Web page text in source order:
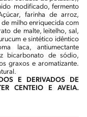
modificado, fermento
farinha de arroz,
milho enriquecida com
de malte, leitelho, sal,
e sintético idêntico
laca, antiumectante
bicarbonato de sódio,
graxos e aromatizante.
E DERIVADOS DE
CENTEIO E AVEIA.